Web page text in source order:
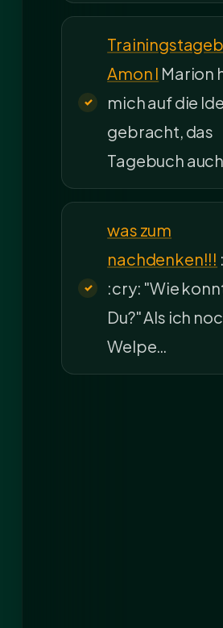
Amon I Marion
mich auf die
gebracht, das
Tagebuch
was zum
nachdenken!!!
:cry: "Wie
Du?" Als ich
Welpe…